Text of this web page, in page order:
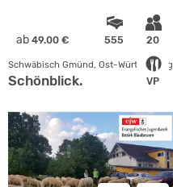
ab 49.00 € 555 20
VP
Schwäbisch Gmünd, Ost-Württemberg
Schönblick.